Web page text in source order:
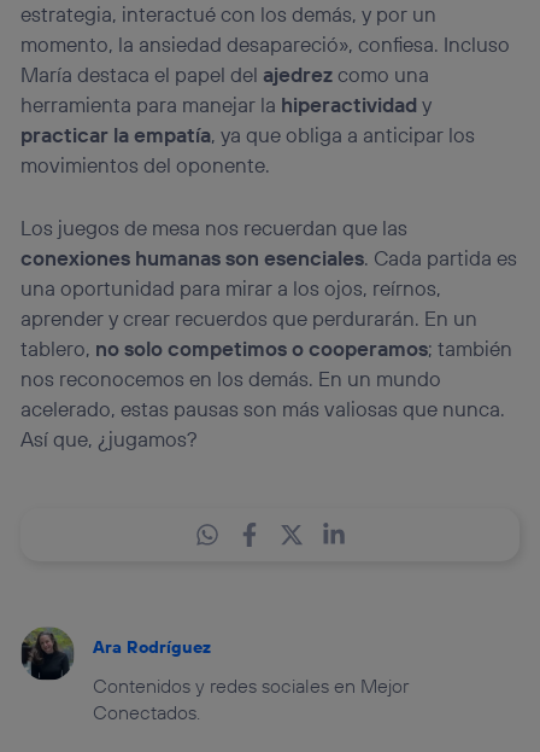
estrategia, interactué con los demás, y por un
momento, la ansiedad desapareció», confiesa. Incluso
María destaca el papel del ajedrezcomo una
herramienta para manejar la hiperactividady
practicar la empatía, ya que obliga a anticipar los
movimientos del oponente.
Los juegos de mesa nos recuerdan que las
conexiones humanas son esenciales. Cada partida es
una oportunidad para mirar a los ojos, reírnos,
aprender y crear recuerdos que perdurarán. En un
tablero, no solo competimos o cooperamos; también
nos reconocemos en los demás. En un mundo
acelerado, estas pausas son más valiosas que nunca.
Así que, ¿jugamos?
Ara Rodríguez
Contenidos y redes sociales en Mejor
Conectados.